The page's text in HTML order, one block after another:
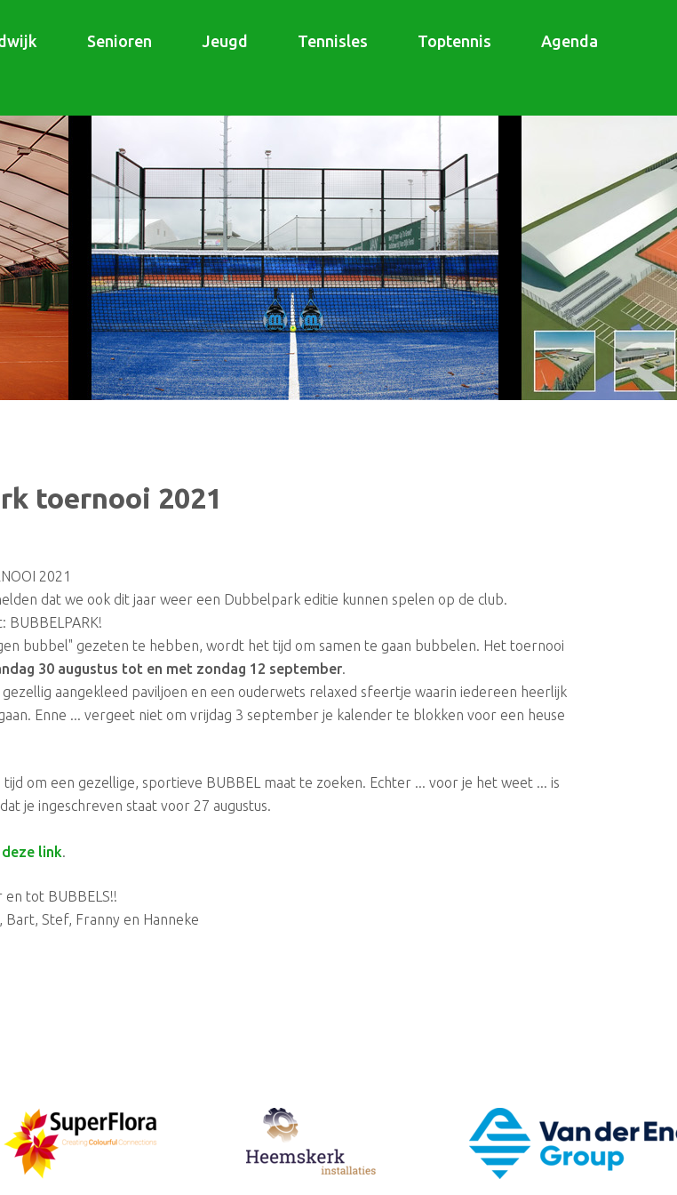
Senioren Jeugd Tennisles Toptennis
Agenda
toernooi 2021
2021
dat we ook dit jaar weer een Dubbelpark editie kunnen spelen op de club.
BUBBELPARK!
bubbel" gezeten te hebben, wordt het tijd om samen te gaan bubbelen. Het toernooi
30 augustus tot en met zondag 12 september.
aangekleed paviljoen en een ouderwets relaxed sfeertje waarin iedereen heerlijk
Enne ... vergeet niet om vrijdag 3 september je kalender te blokken voor een heuse
om een gezellige, sportieve BUBBEL maat te zoeken. Echter ... voor je het weet ... is
je ingeschreven staat voor 27 augustus.
deze link.
en tot BUBBELS!!
Bart, Stef, Franny en Hanneke